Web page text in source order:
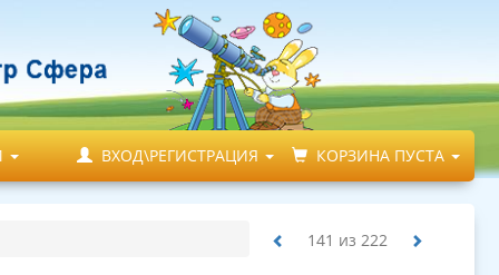
ВХОД\РЕГИСТРАЦИЯ КОРЗИНА ПУСТА
141 из 222